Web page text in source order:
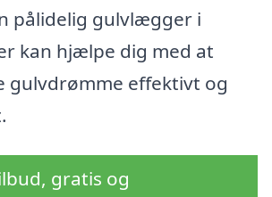
pålidelig gulvlægger i
kan hjælpe dig med at
gulvdrømme effektivt og
gratis og